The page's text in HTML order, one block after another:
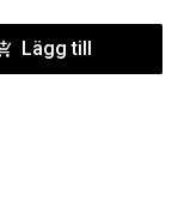
Lägg till